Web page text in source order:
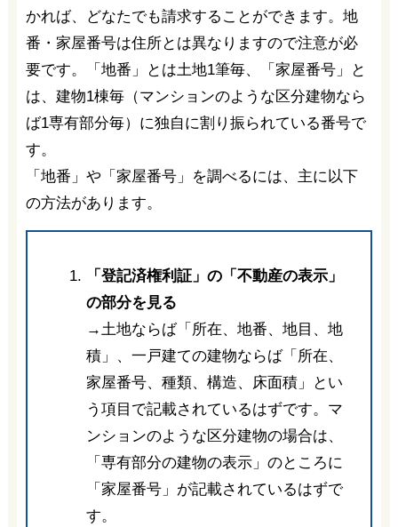
かれば、どなたでも請求することができます。地
番・家屋番号は住所とは異なりますので注意が必
要です。「地番」とは土地1筆毎、「家屋番号」と
は、建物1棟毎（マンションのような区分建物なら
ば1専有部分毎）に独自に割り振られている番号で
す。
「地番」や「家屋番号」を調べるには、主に以下
の方法があります。
「登記済権利証」の「不動産の表示」
の部分を見る
→土地ならば「所在、地番、地目、地
積」、一戸建ての建物ならば「所在、
家屋番号、種類、構造、床面積」とい
う項目で記載されているはずです。マ
ンションのような区分建物の場合は、
「専有部分の建物の表示」のところに
「家屋番号」が記載されているはずで
す。